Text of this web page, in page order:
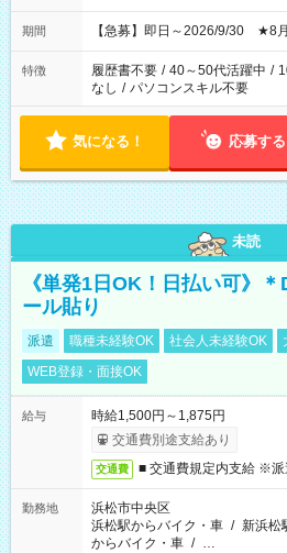
期間 【急募】即日～2026/9/30 ★8月
特徴 履歴書不要 / 40～50代活躍中 /
なし / パソコンスキル不要
気になる！ 応募する
未読
《単発1日OK！日払い可》
ール貼り
派遣 職種未経験OK 社会人未経験OK
WEB登録・面接OK
給与
時給1,500円～1,875円
交通費別途支給あり
交通費 ■ 交通費規定内支給 ※派
勤務地
浜松市中央区
浜松駅からバイク・車 / 新浜松
からバイク・車 / …